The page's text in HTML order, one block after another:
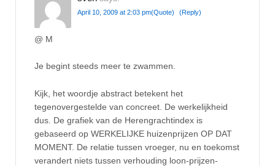
April 10, 2009 at 2:03 pm(Quote) (Reply)
@ M
Je begint steeds meer te zwammen.
Kijk, het woordje abstract betekent het
tegenovergestelde van concreet. De werkelijkheid
dus. De grafiek van de Herengrachtindex is
gebaseerd op WERKELIJKE huizenprijzen OP DAT
MOMENT. De relatie tussen vroeger, nu en toekomst
verandert niets tussen verhouding loon-prijzen-